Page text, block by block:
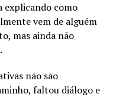
como
vem de alguém
mas ainda não
não são
faltou diálogo e